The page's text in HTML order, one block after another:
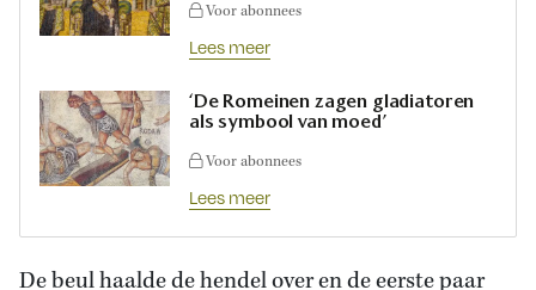
Voor abonnees
Lees meer
‘De Romeinen zagen gladiatoren
als symbool van moed’
Voor abonnees
Lees meer
De beul haalde de hendel over en de eerste paar